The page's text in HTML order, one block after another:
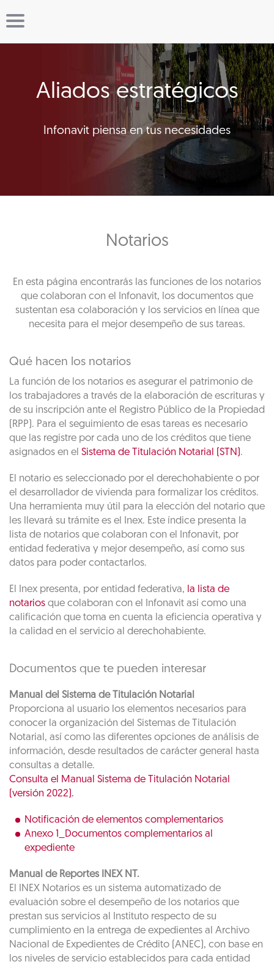
Aliados estratégicos
Infonavit piensa en tus necesidades
Notarios
En esta página encontrarás las funciones de los notarios
que colaboran con el Infonavit, los documentos que
sustentan esa colaboración y los servicios en línea que
necesita para el mejor desempeño de sus tareas.
Qué hacen los notarios
La función de los notarios es asegurar el patrimonio de
los trabajadores a través de la elaboración de escrituras y
de su inscripción ante el Registro Público de la Propiedad
(RPP). Para el seguimiento de esas tareas es necesario
que las registre por cada uno de los créditos que tiene
asignados en el Sistema de Titulación Notarial (STN) .
El notario es seleccionado por el derechohabiente o por
el desarrollador de vivienda para formalizar los créditos.
Una herramienta muy útil para la elección del notario que
les llevará su trámite es el Inex. Este índice presenta la
lista de notarios que colaboran con el Infonavit, por
entidad federativa y mejor desempeño, así como sus
datos para poder contactarlos.
El Inex presenta, por entidad federativa, la lista de
notarios que colaboran con el Infonavit así como una
calificación que toma en cuenta la eficiencia operativa y
la calidad en el servicio al derechohabiente.
Documentos que te pueden interesar
Manual del Sistema de Titulación Notarial
Proporciona al usuario los elementos necesarios para
conocer la organización del Sistemas de Titulación
Notarial, así como las diferentes opciones de análisis de
información, desde resultados de carácter general hasta
consultas a detalle.
Consulta el Manual Sistema de Titulación Notarial
(versión 2022).
Notificación de elementos complementarios
Anexo 1_Documentos complementarios al
expediente
Manual de Reportes INEX NT.
El INEX Notarios es un sistema automatizado de
evaluación sobre el desempeño de los notarios que
prestan sus servicios al Instituto respecto de su
cumplimiento en la entrega de expedientes al Archivo
Nacional de Expedientes de Crédito (ANEC), con base en
los niveles de servicio establecidos para cada entidad